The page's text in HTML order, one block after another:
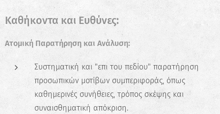
Καθήκοντα και Ευθύνες:
Ατομική Παρατήρηση και Ανάλυση:
Συστηματική και "επι του πεδίου" παρατήρηση
προσωπικών μοτίβων συμπεριφοράς, όπως
καθημερινές συνήθειες, τρόπος σκέψης και
συναισθηματική απόκριση.